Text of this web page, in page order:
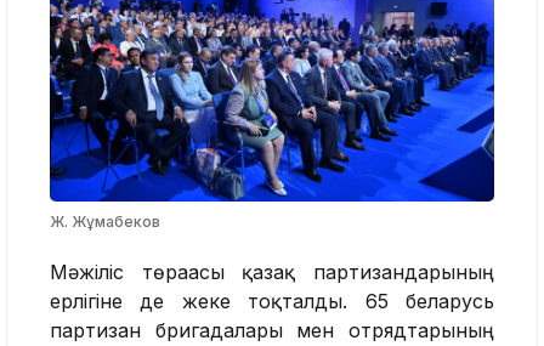
Ж. Жұмабеков
Мәжіліс төрағасы қазақ партизандарының
ерлігіне де жеке тоқталды. 65 беларусь
партизан бригадалары мен отрядтарының